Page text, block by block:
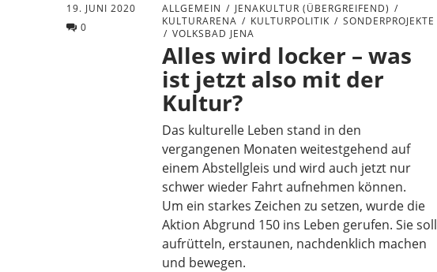
19. JUNI 2020
0
ALLGEMEIN
JENAKULTUR (ÜBERGREIFEND)
KULTURARENA
KULTURPOLITIK
SONDERPROJEKTE
VOLKSBAD JENA
Alles wird locker – was
ist jetzt also mit der
Kultur?
Das kulturelle Leben stand in den
vergangenen Monaten weitestgehend auf
einem Abstellgleis und wird auch jetzt nur
schwer wieder Fahrt aufnehmen können.
Um ein starkes Zeichen zu setzen, wurde die
Aktion Abgrund 150 ins Leben gerufen. Sie soll
aufrütteln, erstaunen, nachdenklich machen
und bewegen.